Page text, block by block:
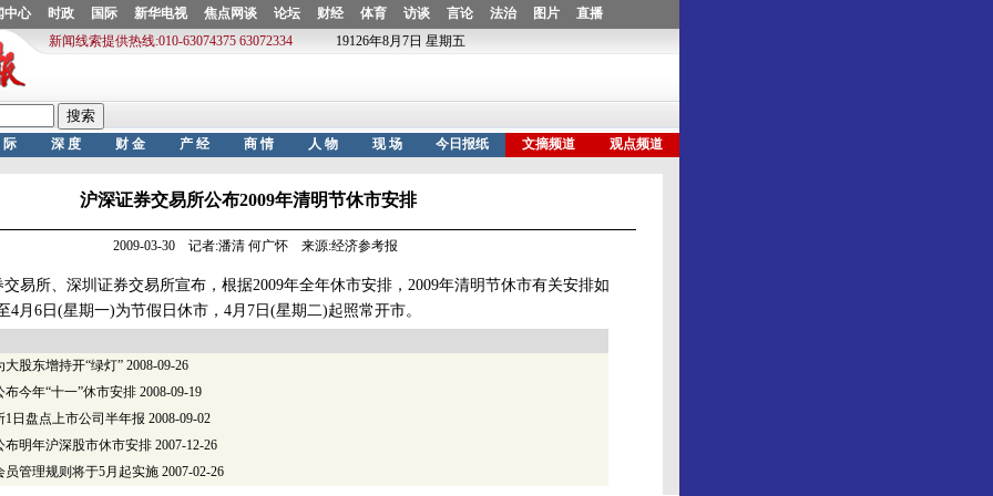
沪深证券交易所公布2009年清明节休市安排
2009-03-30 记者:潘清 何广怀 来源:经济参考报
所、深圳证券交易所宣布，根据2009年全年休市安排，2009年清明节休市有关安排如
4月6日(星期一)为节假日休市，4月7日(星期二)起照常开市。
股东增持开“绿灯” 2008-09-26
今年“十一”休市安排 2008-09-19
1日盘点上市公司半年报 2008-09-02
布明年沪深股市休市安排 2007-12-26
员管理规则将于5月起实施 2007-02-26